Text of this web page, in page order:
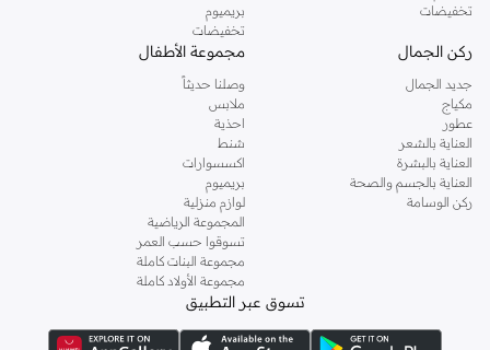
تخفيضات
بريميوم
تخفيضات
ركن الجمال
جديد الجمال
مكياج
عطور
العناية بالشعر
العناية بالبشرة
العناية بالجسم والصحة
ركن الوسامة
مجموعة الأطفال
وصلنا حديثاً
ملابس
احذية
شنط
اكسسوارات
بريميوم
لوازم منزلية
المجموعة الرياضية
تسوقوا حسب العمر
مجموعة البنات كاملة
مجموعة الأولاد كاملة
تسوق عبر التطبيق